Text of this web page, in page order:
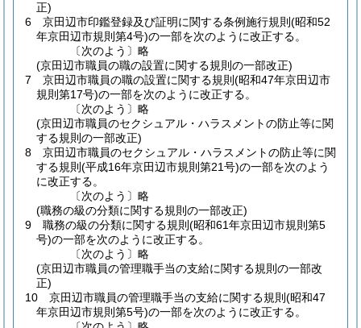
正)
6
京田辺市印鑑登録及び証明に関する条例施行規則 (昭和52
年京田辺市規則第4号)の一部を次のように改正する。
〔次のよう〕略
(京田辺市職員の職の設置に関する規則の一部改正)
7
京田辺市職員の職の設置に関する規則 (昭和47年京田辺市
規則第17号)の一部を次のように改正する。
〔次のよう〕略
(京田辺市職員のセクシュアル・ハラスメントの防止等に関
する規則の一部改正)
8
京田辺市職員のセクシュアル・ハラスメントの防止等に関
する規則 (平成16年京田辺市規則第21号)の一部を次のよう
に改正する。
〔次のよう〕略
(職務の級の分類に関する規則の一部改正)
9
職務の級の分類に関する規則 (昭和61年京田辺市規則第5
号)の一部を次のように改正する。
〔次のよう〕略
(京田辺市職員の管理職手当の支給に関する規則の一部改
正)
10
京田辺市職員の管理職手当の支給に関する規則 (昭和47
年京田辺市規則第5号)の一部を次のように改正する。